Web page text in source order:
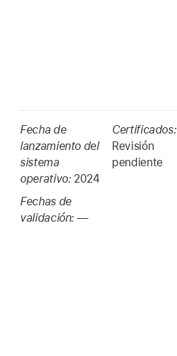
Fecha de
lanzamiento del
sistema
operativo: 2024
Fechas de
validación: —
Certificados:
Revisión
pendiente